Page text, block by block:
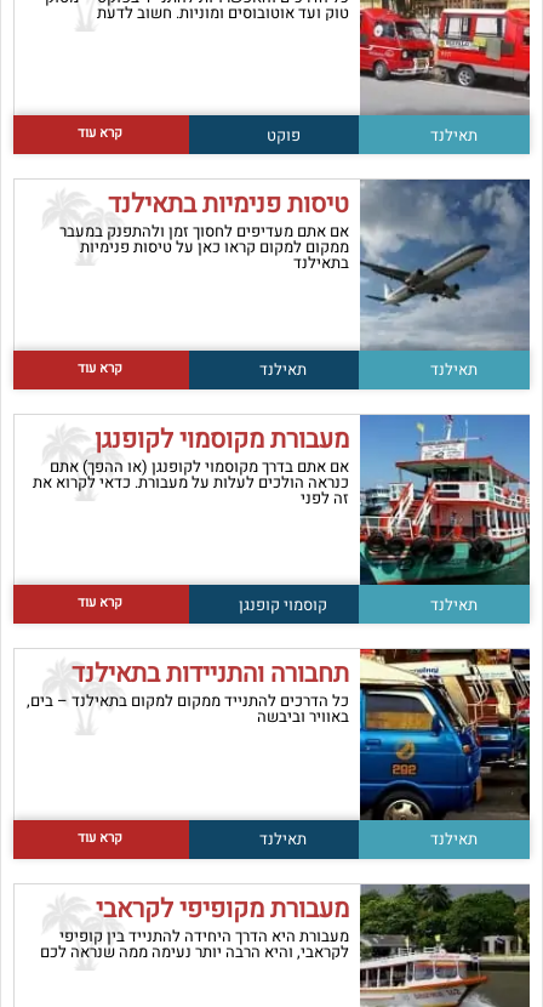
טוק ועד אוטובוסים ומוניות. חשוב לדעת
תאילנד פוקט קרא עוד
טיסות פנימיות בתאילנד
אם אתם מעדיפים לחסוך זמן ולהתפנק במעבר
ממקום למקום קראו כאן על טיסות פנימיות
בתאילנד
תאילנד תאילנד קרא עוד
מעבורת מקוסמוי לקופנגן
אם אתם בדרך מקוסמוי לקופנגן (או ההפך) אתם
כנראה הולכים לעלות על מעבורת. כדאי לקרוא את
זה לפני
תאילנד קוסמוי קופנגן קרא עוד
תחבורה והתניידות בתאילנד
כל הדרכים להתנייד ממקום למקום בתאילנד – בים,
באוויר וביבשה
תאילנד תאילנד קרא עוד
מעבורת מקופיפי לקראבי
מעבורת היא הדרך היחידה להתנייד בין קופיפי
לקראבי, והיא הרבה יותר נעימה ממה שנראה לכם